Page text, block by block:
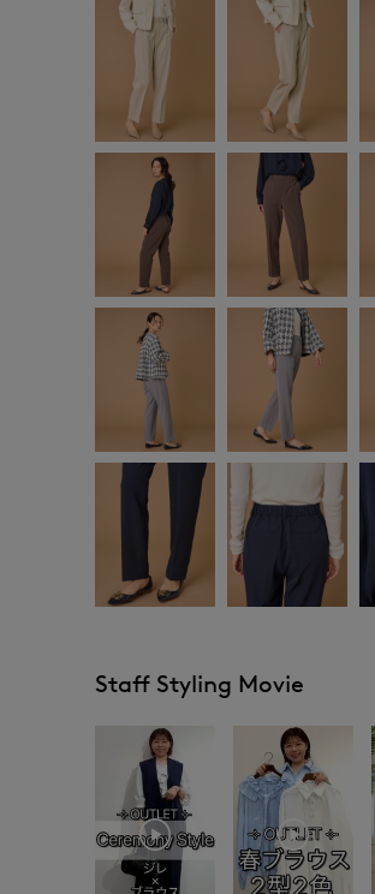
Staff Styling Movie